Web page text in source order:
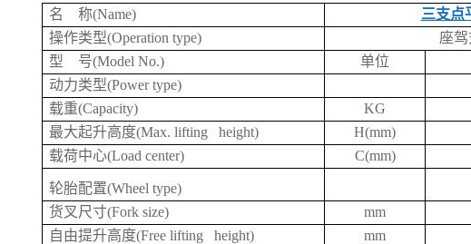
名 称(Name) 三支点
操作类型(Operation type)
座驾
型 号(Model No.)
单位
动力类型(Power type)
载重(Capacity)
KG
最大起升高度(Max. lifting height)
H(mm)
载荷中心(Load center)
C(mm)
轮胎配置(Wheel type)
货叉尺寸(Fork size)
mm
自由提升高度(Free lifting height)
mm